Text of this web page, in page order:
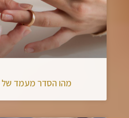
מהו הסדר מעמד של